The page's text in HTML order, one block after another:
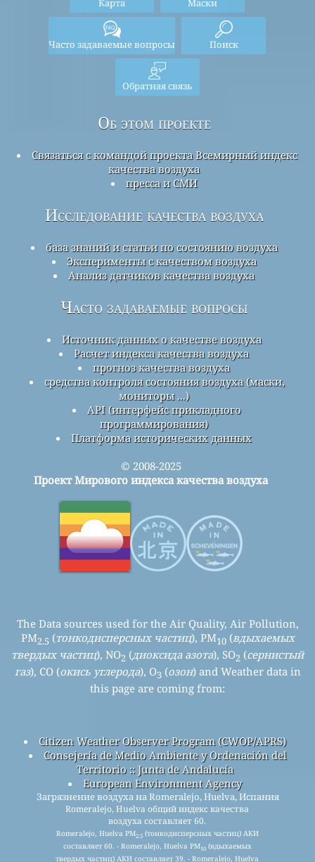
Карта Маски
Часто задаваемые вопросы Поиск
Обратная связь
Об этом проекте
Связаться с командой проекта Всемирный индекс
качества воздуха
пресса и СМИ
Исследование качества воздуха
база знаний и статьи по состоянию воздуха
Эксперименты с качеством воздуха
Анализ датчиков качества воздуха
Часто задаваемые вопросы
Источник данных о качестве воздуха
Расчет индекса качества воздуха
прогноз качества воздуха
средства контроля состояния воздуха (маски,
мониторы ...)
API (интерфейс прикладного
программирования)
Платформа исторических данных
© 2008-2025
Проект Мирового индекса качества воздуха
The Data sources used for the Air Quality, Air Pollution,
PM2.5 (тонкодисперсных частиц), PM10(вдыхаемых
твердых частиц), NO2 (диоксида азота), SO2 (сернистый
газ), CO (окись углерода), O3 (озон) and Weather data in
this page are coming from:
Citizen Weather Observer Program (CWOP/APRS)
Consejería de Medio Ambiente y Ordenación del
Territorio :: Junta de Andalucía
European Environment Agency
Загрязнение воздуха на Romeralejo, Huelva, Испания
Romeralejo, Huelva общий индекс качества
воздуха составляет 60.
Romeralejo, Huelva PM2.5(тонкодисперсных частиц) АКИ
составляет 60. - Romeralejo, Huelva PM10(вдыхаемых
твердых частиц) АКИ составляет 39. - Romeralejo, Huelva